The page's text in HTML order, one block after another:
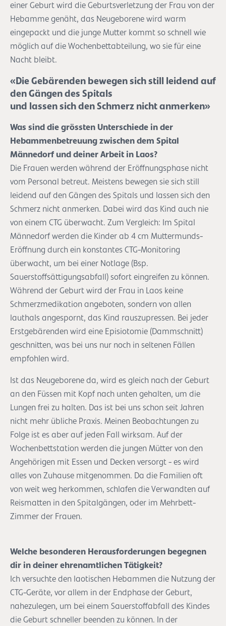
einer Geburt wird die Geburtsverletzung der Frau von der
Hebamme genäht, das Neugeborene wird warm
eingepackt und die junge Mutter kommt so schnell wie
möglich auf die Wochenbettabteilung, wo sie für eine
Nacht bleibt.
«Die Gebärenden bewegen sich still leidend auf
den Gängen des Spitals
und lassen sich den Schmerz nicht anmerken»
Was sind die grössten Unterschiede in der
Hebammenbetreuung zwischen dem Spital
Männedorf und deiner Arbeit in Laos?
Die Frauen werden während der Eröffnungsphase nicht
vom Personal betreut. Meistens bewegen sie sich still
leidend auf den Gängen des Spitals und lassen sich den
Schmerz nicht anmerken. Dabei wird das Kind auch nie
von einem CTG überwacht. Zum Vergleich: Im Spital
Männedorf werden die Kinder ab 4 cm Muttermunds-
Eröffnung durch ein konstantes CTG-Monitoring
überwacht, um bei einer Notlage (Bsp.
Sauerstoffsättigungsabfall) sofort eingreifen zu können.
Während der Geburt wird der Frau in Laos keine
Schmerzmedikation angeboten, sondern von allen
lauthals angespornt, das Kind rauszupressen. Bei jeder
Erstgebärenden wird eine Episiotomie (Dammschnitt)
geschnitten, was bei uns nur noch in seltenen Fällen
empfohlen wird.
Ist das Neugeborene da, wird es gleich nach der Geburt
an den Füssen mit Kopf nach unten gehalten, um die
Lungen frei zu halten. Das ist bei uns schon seit Jahren
nicht mehr übliche Praxis. Meinen Beobachtungen zu
Folge ist es aber auf jeden Fall wirksam. Auf der
Wochenbettstation werden die jungen Mütter von den
Angehörigen mit Essen und Decken versorgt - es wird
alles von Zuhause mitgenommen. Da die Familien oft
von weit weg herkommen, schlafen die Verwandten auf
Reismatten in den Spitalgängen, oder im Mehrbett-
Zimmer der Frauen.
Welche besonderen Herausforderungen begegnen
dir in deiner ehrenamtlichen Tätigkeit?
Ich versuchte den laotischen Hebammen die Nutzung der
CTG-Geräte, vor allem in der Endphase der Geburt,
nahezulegen, um bei einem Sauerstoffabfall des Kindes
die Geburt schneller beenden zu können. In der